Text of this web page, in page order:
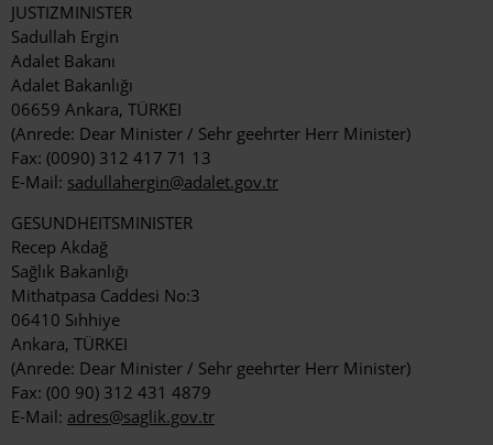
JUSTIZMINISTER
Sadullah Ergin
Adalet Bakanı
Adalet Bakanlığı
06659 Ankara, TÜRKEI
(Anrede: Dear Minister / Sehr geehrter Herr Minister)
Fax: (0090) 312 417 71 13
E-Mail: sadullahergin@adalet.gov.tr
GESUNDHEITSMINISTER
Recep Akdağ
Sağlık Bakanlığı
Mithatpasa Caddesi No:3
06410 Sıhhiye
Ankara, TÜRKEI
(Anrede: Dear Minister / Sehr geehrter Herr Minister)
Fax: (00 90) 312 431 4879
E-Mail: adres@saglik.gov.tr